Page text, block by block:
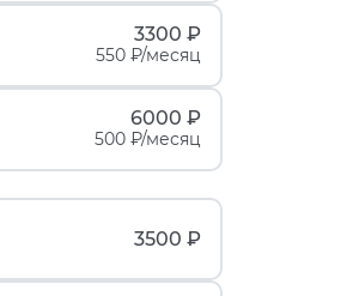
3300 ₽
550 ₽/месяц
6000 ₽
500 ₽/месяц
3500 ₽